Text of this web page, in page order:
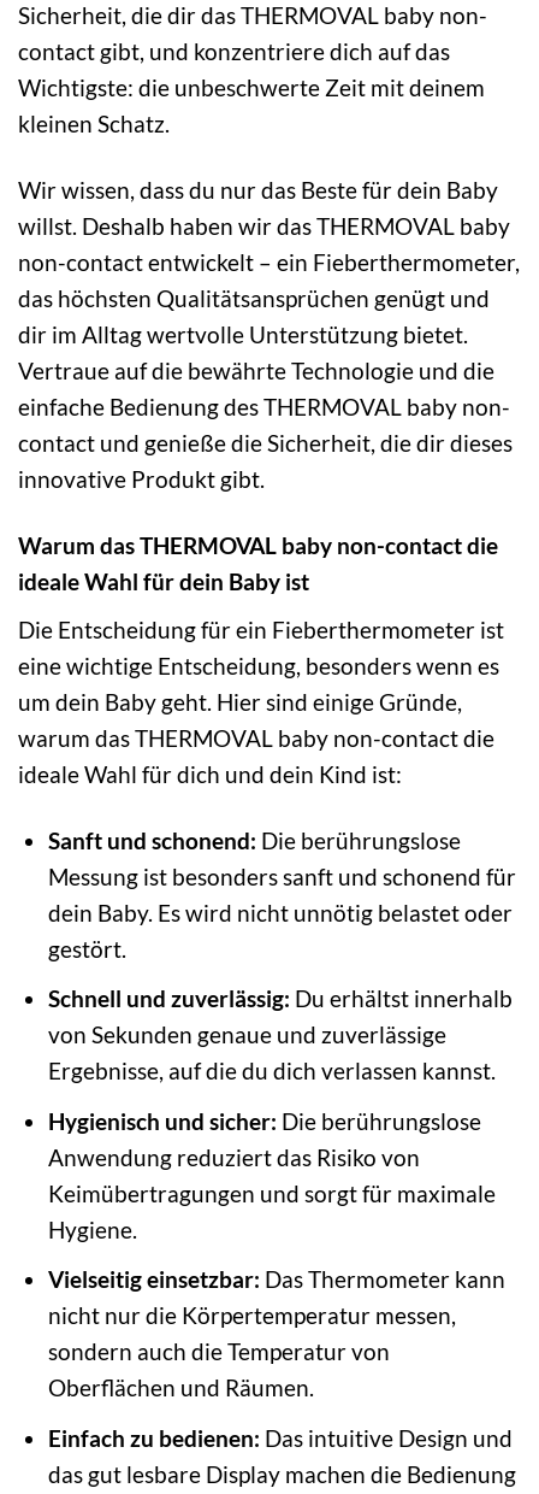
Sicherheit, die dir das THERMOVAL baby non-
contact gibt, und konzentriere dich auf das
Wichtigste: die unbeschwerte Zeit mit deinem
kleinen Schatz.
Wir wissen, dass du nur das Beste für dein Baby
willst. Deshalb haben wir das THERMOVAL baby
non-contact entwickelt – ein Fieberthermometer,
das höchsten Qualitätsansprüchen genügt und
dir im Alltag wertvolle Unterstützung bietet.
Vertraue auf die bewährte Technologie und die
einfache Bedienung des THERMOVAL baby non-
contact und genieße die Sicherheit, die dir dieses
innovative Produkt gibt.
Warum das THERMOVAL baby non-contact die
ideale Wahl für dein Baby ist
Die Entscheidung für ein Fieberthermometer ist
eine wichtige Entscheidung, besonders wenn es
um dein Baby geht. Hier sind einige Gründe,
warum das THERMOVAL baby non-contact die
ideale Wahl für dich und dein Kind ist:
Sanft und schonend: Die berührungslose
Messung ist besonders sanft und schonend für
dein Baby. Es wird nicht unnötig belastet oder
gestört.
Schnell und zuverlässig: Du erhältst innerhalb
von Sekunden genaue und zuverlässige
Ergebnisse, auf die du dich verlassen kannst.
Hygienisch und sicher: Die berührungslose
Anwendung reduziert das Risiko von
Keimübertragungen und sorgt für maximale
Hygiene.
Vielseitig einsetzbar: Das Thermometer kann
nicht nur die Körpertemperatur messen,
sondern auch die Temperatur von
Oberflächen und Räumen.
Einfach zu bedienen: Das intuitive Design und
das gut lesbare Display machen die Bedienung